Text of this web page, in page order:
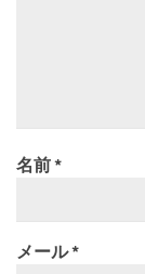
名前*
メール*